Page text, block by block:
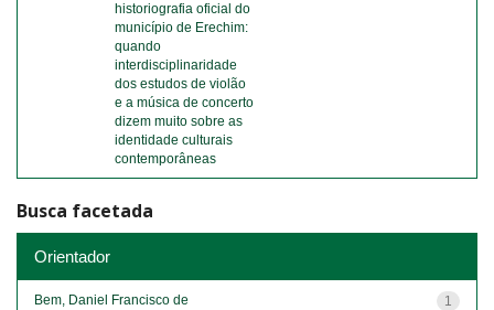
historiografia oficial do
município de Erechim:
quando
interdisciplinaridade
dos estudos de violão
e a música de concerto
dizem muito sobre as
identidade culturais
contemporâneas
Busca facetada
Orientador
1
Bem, Daniel Francisco de